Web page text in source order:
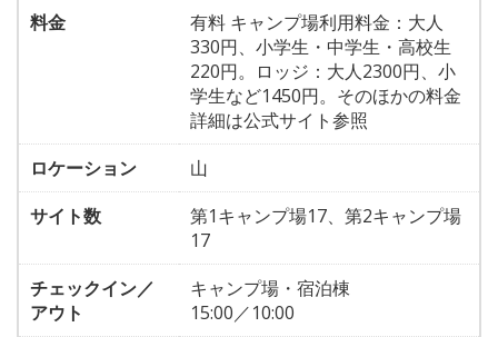
料金
有料 キャンプ場利用料金：大人
330円、小学生・中学生・高校生
220円。ロッジ：大人2300円、小
学生など1450円。そのほかの料金
詳細は公式サイト参照
ロケーション
山
サイト数
第1キャンプ場17、第2キャンプ場
17
チェックイン／
アウト
キャンプ場・宿泊棟
15:00／10:00